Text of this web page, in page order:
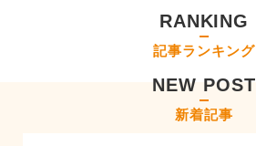
RANKING
記事ランキング
NEW POST
新着記事